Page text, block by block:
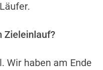
Zieleinlauf?
Wir haben am Ende